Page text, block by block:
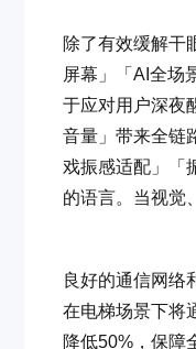
除了有效缓解干
屏幕」「AI全场
于应对用户深夜
音量」带来全链
戏振感适配」「
的语言。当视觉
良好的通信网络
在电梯场景下将
降低50%，保障